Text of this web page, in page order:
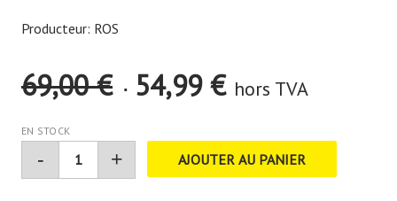
Producteur: ROS
69,00€ Le
prix
était :
69,00 €.
54,99€Le
prix
est :
54,99 €.
hors TVA
EN STOCK
AJOUTER AU PANIER